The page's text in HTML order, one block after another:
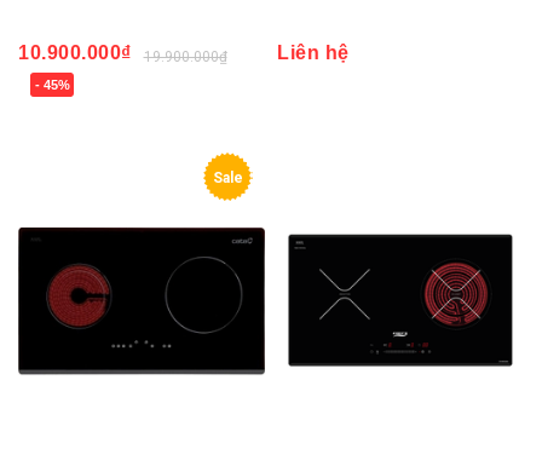
10.900.000₫ 19.900.000₫
- 45%
Liên hệ
Sale